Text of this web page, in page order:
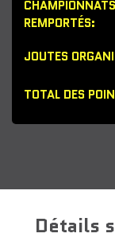
Détails